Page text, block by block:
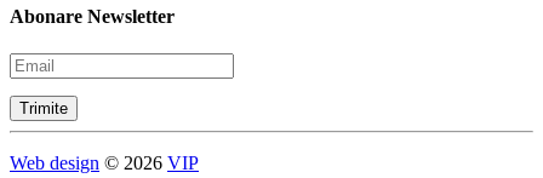
Abonare Newsletter
Web design © 2026 VIP